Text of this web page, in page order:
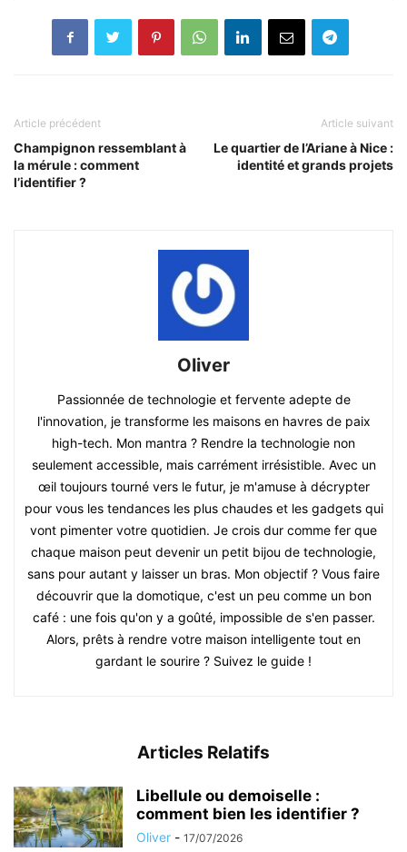
Article précédent
Champignon ressemblant à
la mérule : comment
l’identifier ?
Article suivant
Le quartier de l’Ariane à Nice :
identité et grands projets
Oliver
Passionnée de technologie et fervente adepte de
l'innovation, je transforme les maisons en havres de paix
high-tech. Mon mantra ? Rendre la technologie non
seulement accessible, mais carrément irrésistible. Avec un
œil toujours tourné vers le futur, je m'amuse à décrypter
pour vous les tendances les plus chaudes et les gadgets qui
vont pimenter votre quotidien. Je crois dur comme fer que
chaque maison peut devenir un petit bijou de technologie,
sans pour autant y laisser un bras. Mon objectif ? Vous faire
découvrir que la domotique, c'est un peu comme un bon
café : une fois qu'on y a goûté, impossible de s'en passer.
Alors, prêts à rendre votre maison intelligente tout en
gardant le sourire ? Suivez le guide !
Articles Relatifs
Libellule ou demoiselle :
comment bien les identifier ?
Oliver - 17/07/2026